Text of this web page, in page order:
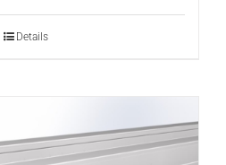
Details